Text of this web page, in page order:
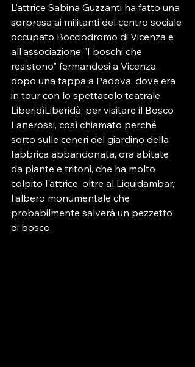
L'attrice Sabina Guzzanti ha fatto una
sorpresa ai militanti del centro sociale
occupato Bocciodromo di Vicenza e
all'associazione "I boschi che
resistono" fermandosi a Vicenza,
dopo una tappa a Padova, dove era
in tour con lo spettacolo teatrale
LiberidìLiberidà, per visitare il Bosco
Lanerossi, così chiamato perché
sorto sulle ceneri del giardino della
fabbrica abbandonata, ora abitate
da piante e tritoni, che ha molto
colpito l'attrice, oltre al Liquidambar,
l'albero monumentale che
probabilmente salverà un pezzetto
di bosco.